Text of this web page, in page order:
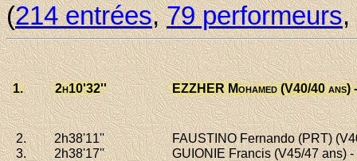
(214 entrées,79 performeurs,
1. 2h10'32'' EZZHER Mohamed(V40/40 ans)
d'Europe V40 au 01/10/2015,
2. 2h38'11'' FAUSTINO Fernando (PRT)
3.
2h38'17'' GUIONIE Francis(V45/47 ans) -